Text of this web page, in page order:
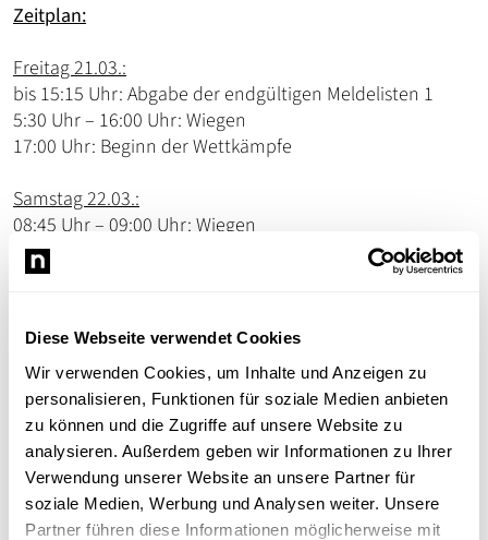
Diese Webseite verwendet Cookies
Wir verwenden Cookies, um Inhalte und Anzeigen zu
personalisieren, Funktionen für soziale Medien anbieten
zu können und die Zugriffe auf unsere Website zu
analysieren. Außerdem geben wir Informationen zu Ihrer
Verwendung unserer Website an unsere Partner für
soziale Medien, Werbung und Analysen weiter. Unsere
Partner führen diese Informationen möglicherweise mit
Zeitplan:
Freitag 21.03.:
bis 15:15 Uhr: Abgabe der endgültigen Meldelisten 1
5:30 Uhr – 16:00 Uhr: Wiegen
17:00 Uhr: Beginn der Wettkämpfe
Samstag 22.03.:
08:45 Uhr – 09:00 Uhr: Wiegen
09:40 Uhr: Eröffnung / Einmarsch
10:00 Uhr: Fortsetzung der Kämpfe inkl. der Kämpfe um
08:45 Uhr – 09:00 Uhr: Wiegen der Finalteilnehmer
09:30 Uhr: Finalkämpfe um Platz 3 und Finalkämpfe um
Platz 1 (mit Siegerehrungen der Plätze 1-6)
Ergebnisse
die Meildelisten erscheinen 10 Tage vor Turnierbeginn in
der liga-db